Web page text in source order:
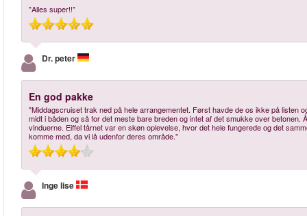
"Alles super!!"
Dr. peter
En god pakke
"Middagscruiset trak ned på hele arrangementet. Først havde de os ikke på listen
midt i båden og så for det meste bare breden og intet af det smukke over
vinduerne. Eiffel tårnet var en skøn oplevelse, hvor det hele fungerede og det
komme med, da vi lå udenfor deres område."
Inge lise